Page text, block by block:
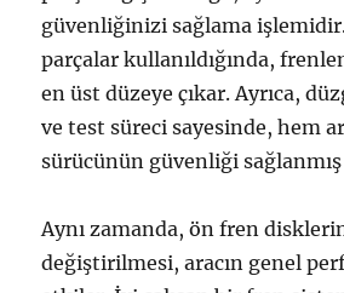
güvenliğinizi sağlama
parçalar kullanıldığında,
en üst düzeye çıkar. Ayrıca,
ve test süreci sayesinde, hem
sürücünün güvenliği
Aynı zamanda, ön fren
değiştirilmesi, aracın genel